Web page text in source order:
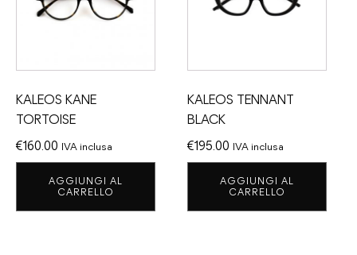
KALEOS KANE
TORTOISE
€160.00 IVA inclusa
AGGIUNGI AL
CARRELLO
KALEOS TENNANT
BLACK
€195.00 IVA inclusa
AGGIUNGI AL
CARRELLO